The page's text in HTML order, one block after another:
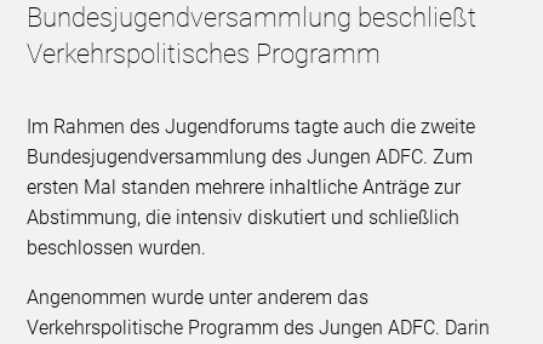
Bundesjugendversammlung beschließt
Verkehrspolitisches Programm
Im Rahmen des Jugendforums tagte auch die zweite
Bundesjugendversammlung des Jungen ADFC. Zum
ersten Mal standen mehrere inhaltliche Anträge zur
Abstimmung, die intensiv diskutiert und schließlich
beschlossen wurden.
Angenommen wurde unter anderem das
Verkehrspolitische Programm des Jungen ADFC. Darin